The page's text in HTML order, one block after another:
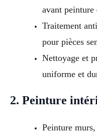
avant peinture
Traitement
pour pièces
Nettoyage et
uniforme et
2. Peinture
Peinture